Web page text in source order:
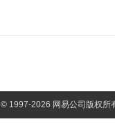
©1997-2026 网易公司版权所